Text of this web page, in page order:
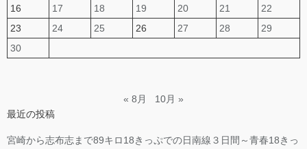
16 17 18 19 20 21
22
23
24 25 26 27 28
29
30
« 8月
10月 »
最近の投稿
宮崎から志布志まで89キロ18きっぷでの日南線３日間～青春18きっ